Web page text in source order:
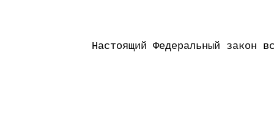
Настоящий Федеральный закон